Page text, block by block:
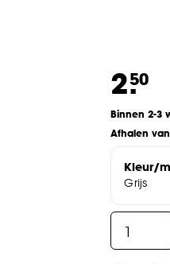
2.50
Binnen 2-3
Afhalen
Kleur/
Grijs